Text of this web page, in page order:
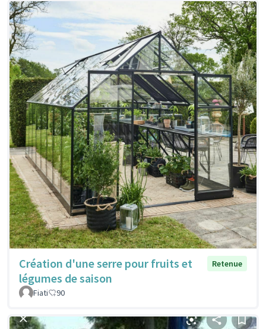
Création d'une serre pour fruits et
légumes de saison
Retenue
Fiati 90